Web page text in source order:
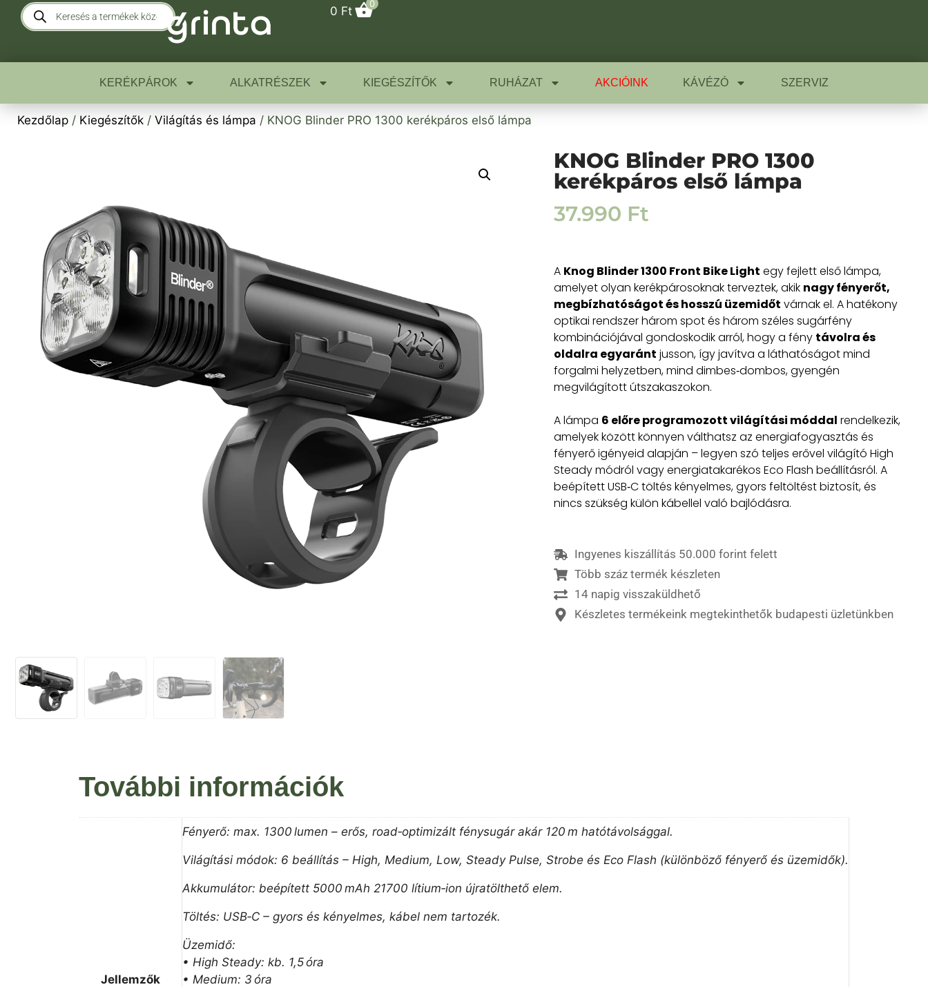
0 Ft
0
KERÉKPÁROK ALKATRÉSZEK KIEGÉSZÍTŐK RUHÁZAT AKCIÓINK KÁVÉZÓ SZERVIZ
Kezdőlap / Kiegészítők / Világítás és lámpa / KNOG Blinder PRO 1300 kerékpáros első lámpa
KNOG Blinder PRO 1300
kerékpáros első lámpa
37.990 Ft
A Knog Blinder 1300 Front Bike Light egy fejlett első lámpa,
amelyet olyan kerékpárosoknak terveztek, akik nagy fényerőt,
megbízhatóságot és hosszú üzemidőt várnak el. A hatékony
optikai rendszer három spot és három széles sugárfény
kombinációjával gondoskodik arról, hogy a fény távolra és
oldalra egyaránt jusson, így javítva a láthatóságot mind
forgalmi helyzetben, mind dimbes‑dombos, gyengén
megvilágított útszakaszokon.
A lámpa 6 előre programozott világítási móddal rendelkezik,
amelyek között könnyen válthatsz az energiafogyasztás és
fényerő igényeid alapján – legyen szó teljes erővel világító High
Steady mód­ról vagy energiatakarékos Eco Flash beállításról. A
beépített USB‑C töltés kényelmes, gyors feltöltést biztosít, és
nincs szükség külön kábellel való bajlódásra.
Ingyenes kiszállítás 50.000 forint felett
Több száz termék készleten
14 napig visszaküldhető
Készletes termékeink megtekinthetők budapesti üzletünkben
További információk
Jellemzők
Fényerő: max. 1300 lumen – erős, road‑optimizált fénysugár akár 120 m hatótávolsággal.
Világítási módok: 6 beállítás – High, Medium, Low, Steady Pulse, Strobe és Eco Flash (különböző fényerő és üzemidők).
Akkumulátor: beépített 5000 mAh 21700 lítium‑ion újratölthető elem.
Töltés: USB‑C – gyors és kényelmes, kábel nem tartozék.
Üzemidő:
• High Steady: kb. 1,5 óra
• Medium: 3 óra